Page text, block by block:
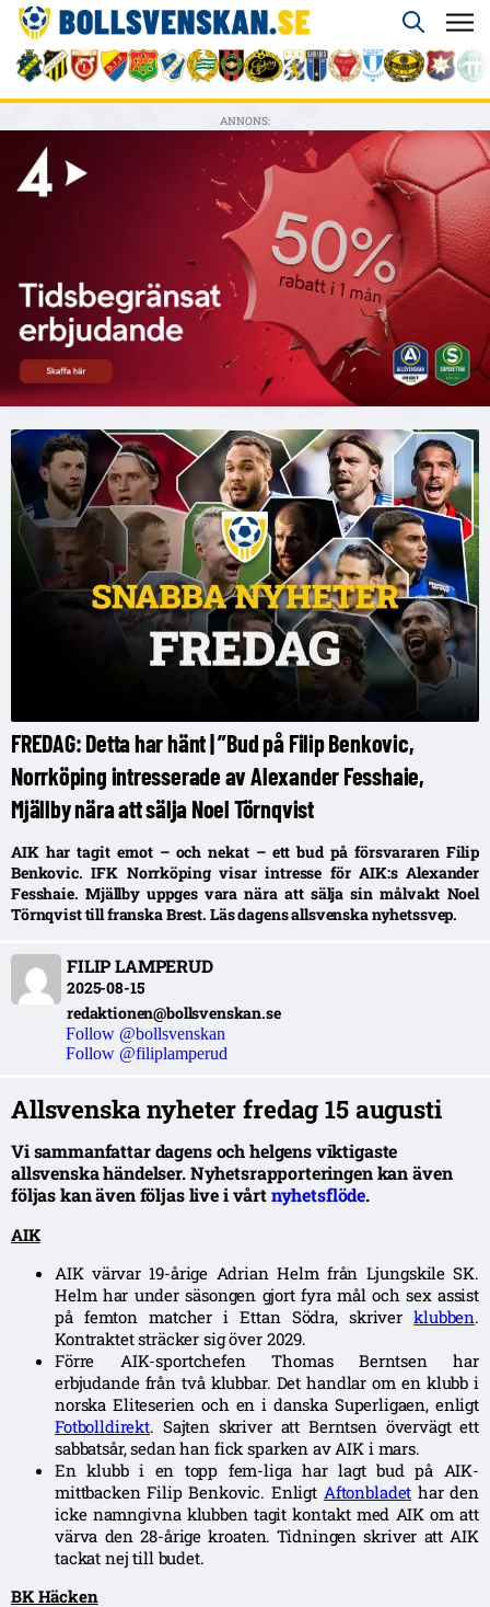
ANNONS:
FREDAG: Detta har hänt | ”Bud på Filip Benkovic,
Norrköping intresserade av Alexander Fesshaie,
Mjällby nära att sälja Noel Törnqvist
AIK har tagit emot – och nekat – ett bud på försvararen Filip
Benkovic. IFK Norrköping visar intresse för AIK:s Alexander
Fesshaie. Mjällby uppges vara nära att sälja sin målvakt Noel
Törnqvist till franska Brest. Läs dagens allsvenska nyhetssvep.
FILIP LAMPERUD
2025-08-15
redaktionen@bollsvenskan.se
Follow @bollsvenskan
Follow @filiplamperud
Allsvenska nyheter fredag 15 augusti
Vi sammanfattar dagens och helgens viktigaste
allsvenska händelser. Nyhetsrapporteringen kan även
följas kan även följas live i vårtnyhetsflöde.
AIK
AIK värvar 19-årige Adrian Helm från Ljungskile SK.
Helm har under säsongen gjort fyra mål och sex assist
på femton matcher i Ettan Södra, skriverklubben.
Kontraktet sträcker sig över 2029.
Förre AIK-sportchefen Thomas Berntsen har
erbjudande från två klubbar. Det handlar om en klubb i
norska Eliteserien och en i danska Superligaen, enligt
Fotbolldirekt. Sajten skriver att Berntsen övervägt ett
sabbatsår, sedan han fick sparken av AIK i mars.
En klubb i en topp fem-liga har lagt bud på AIK-
mittbacken Filip Benkovic. Enligt Aftonbladet har den
icke namngivna klubben tagit kontakt med AIK om att
värva den 28-årige kroaten. Tidningen skriver att AIK
tackat nej till budet.
BK Häcken